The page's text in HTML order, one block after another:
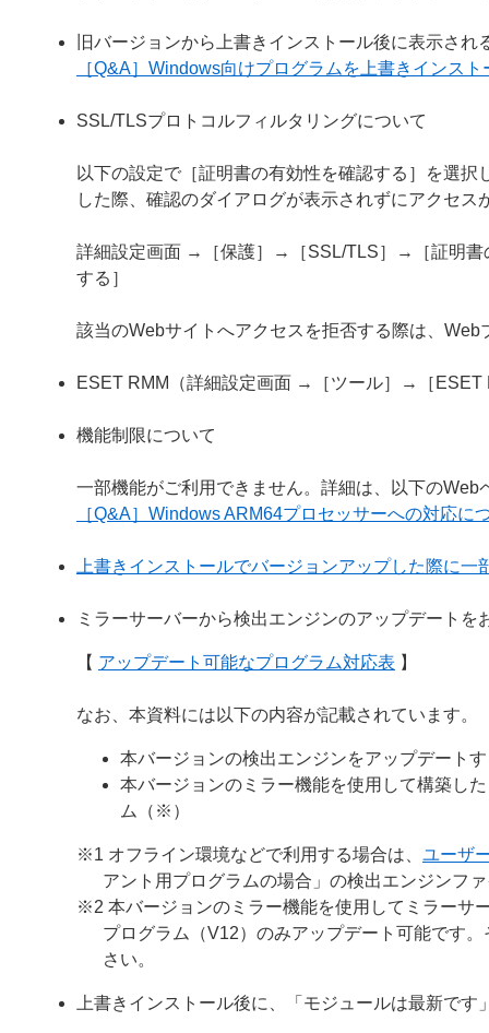
旧バージョンから上書きインストール後に表示され
［Q&A］Windows向けプログラムを上書きインス
SSL/TLSプロトコルフィルタリングについて
以下の設定で［証明書の有効性を確認する］を選
した際、確認のダイアログが表示されずにアクセス
詳細設定画面 →［保護］→［SSL/TLS］→［証明書
する］
該当のWebサイトへアクセスを拒否する際は、
ESET RMM（詳細設定画面 →［ツール］→［ESET
機能制限について
一部機能がご利用できません。詳細は、以下の
［Q&A］Windows ARM64プロセッサーへの対応に
上書きインストールでバージョンアップした際に一
ミラーサーバーから検出エンジンのアップデート
【 アップデート可能なプログラム対応表 】
なお、本資料には以下の内容が記載されています。
本バージョンの検出エンジンをアップデート
本バージョンのミラー機能を使用して構築し
ム（※）
※1 オフライン環境などで利用する場合は、 ユーザ
アント用プログラムの場合」の検出エンジンフ
※2 本バージョンのミラー機能を使用してミラーサ
プログラム（V12）のみアップデート可能です
さい。
上書きインストール後に、「モジュールは最新です